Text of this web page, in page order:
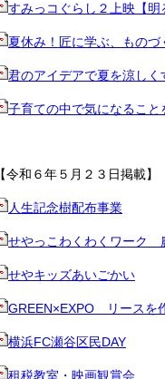
すみっコぐらし２上映【明
夏休み！匠に学ぶ、ものづ
君のアイデアで夏を涼しく
子育ての中で気になるこ
【令和６年５月２３日掲載】
人生記念樹配布事業
せやっこわくわくワーク
せやキッズあいごかい
GREEN×EXPO リースを
横浜FC瀬谷区民DAY
租税教室・映画観賞会